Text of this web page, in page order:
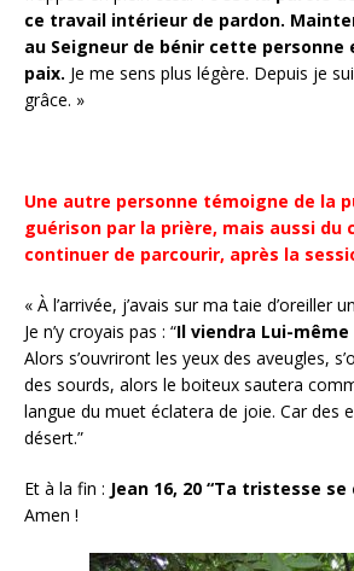
ce travail intérieur de pardon.
au Seigneur de bénir cette personne
paix. Je me sens plus légère. Depuis je
grâce. »
Une autre personne témoigne de la
guérison par la prière, mais aussi du
continuer de parcourir, après la
« À l’arrivée, j’avais sur ma taie d’oreiller
Je n’y croyais pas : “Il viendra Lui-
Alors s’ouvriront les yeux des aveugles,
des sourds, alors le boiteux sautera
langue du muet éclatera de joie. Car des
désert.”
Et à la fin : Jean 16, 20 “Ta tristesse
Amen !